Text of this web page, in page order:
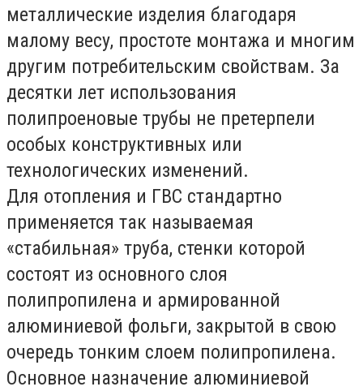
металлические изделия благодаря
малому весу, простоте монтажа и многим
другим потребительским свойствам. За
десятки лет использования
полипроеновые трубы не претерпели
особых конструктивных или
технологических изменений.
Для отопления и ГВС стандартно
применяется так называемая
«стабильная» труба, стенки которой
состоят из основного слоя
полипропилена и армированной
алюминиевой фольги, закрытой в свою
очередь тонким слоем полипропилена.
Основное назначение алюминиевой